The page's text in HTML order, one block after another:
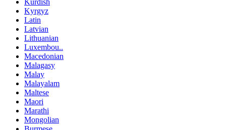
Kyrgyz
Latin
Latvian
Lithuanian
Luxembou..
Macedonian
Malagasy
Malay
Malayalam
Maltese
Maori
Marathi
Mongolian